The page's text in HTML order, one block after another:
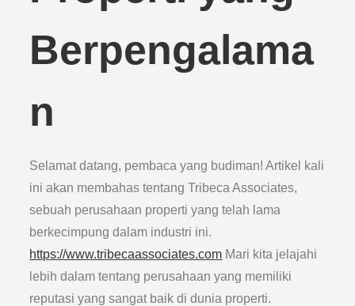
Berpengalama
n
Selamat datang, pembaca yang budiman! Artikel kali
ini akan membahas tentang Tribeca Associates,
sebuah perusahaan properti yang telah lama
berkecimpung dalam industri ini.
https://www.tribecaassociates.com Mari kita jelajahi
lebih dalam tentang perusahaan yang memiliki
reputasi yang sangat baik di dunia properti.